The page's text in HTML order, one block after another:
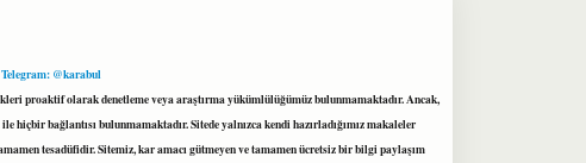
Telegram: @karabul
proaktif olarak denetleme veya araştırma yükümlülüğümüz bulunmamaktadır. Ancak,
bağlantısı bulunmamaktadır. Sitede yalnızca kendi hazırladığımız makaleler
tesadüfidir. Sitemiz, kar amacı gütmeyen ve tamamen ücretsiz bir bilgi paylaşım